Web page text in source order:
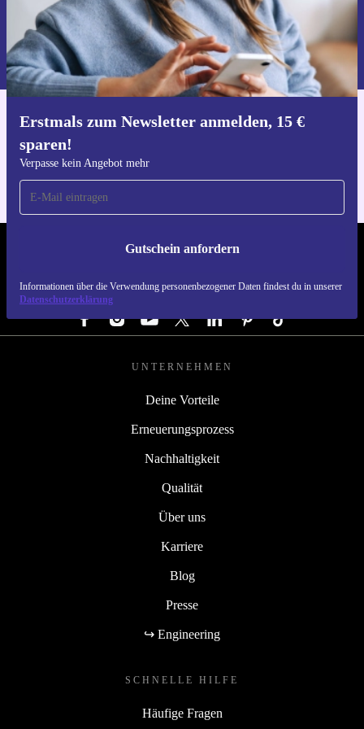
Erstmals zum Newsletter anmelden, 15 €
sparen!
Verpasse kein Angebot mehr
Gutschein anfordern
Informationen über die Verwendung personenbezogener Daten findest du in unserer
Datenschutzerklärung
Gutschein anfordern
Informationen über die Verwendung personenbezogener Daten findest
du in unserer
Datenschutzerklärung.
Hol dir die refurbed-App
REFURBED DEUTSCHLAND - RETHINK NEW.
FOLGE UNS
UNTERNEHMEN
Deine Vorteile
Erneuerungsprozess
Nachhaltigkeit
Qualität
Über uns
Karriere
Blog
Presse
↪ Engineering
SCHNELLE HILFE
Häufige Fragen